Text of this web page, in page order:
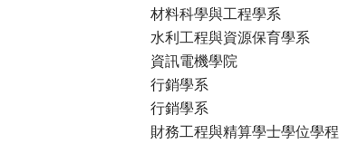
材料科學與工程學系
水利工程與資源保育學系
資訊電機學院
行銷學系
行銷學系
財務工程與精算學士學位學程